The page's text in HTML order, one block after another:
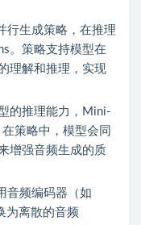
行生成策略，在推理
。策略支持模型在
理解和推理，实现
的推理能力，Mini-
策略中，模型会同
增强音频生成的质
音频编码器（如
为离散的音频